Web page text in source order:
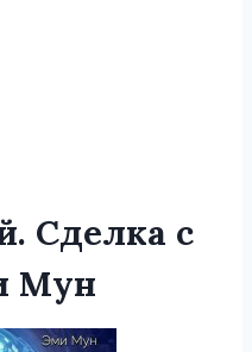
Сделка с
Мун